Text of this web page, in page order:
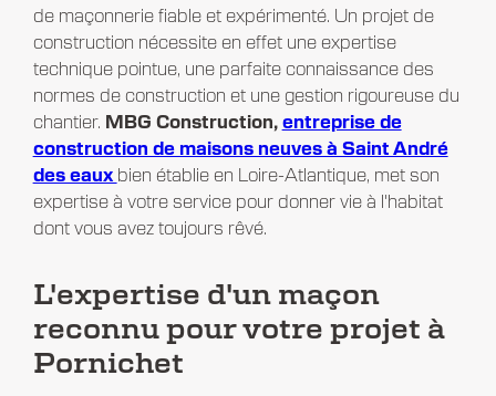
de maçonnerie fiable et expérimenté. Un projet de
construction nécessite en effet une expertise
technique pointue, une parfaite connaissance des
normes de construction et une gestion rigoureuse du
chantier. MBG Construction, entreprise de
construction de maisons neuves à Saint André
des eaux bien établie en Loire-Atlantique, met son
expertise à votre service pour donner vie à l'habitat
dont vous avez toujours rêvé.
L'expertise d'un maçon
reconnu pour votre projet à
Pornichet